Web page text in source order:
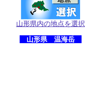
山形県内の地点を選択
山形県 温海岳